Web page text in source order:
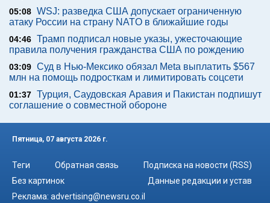
05:08 WSJ: разведка США допускает ограниченную
атаку России на страну NATO в ближайшие годы
04:46 Трамп подписал новые указы, ужесточающие
правила получения гражданства США по рождению
03:09 Суд в Нью-Мексико обязал Meta выплатить $567
млн на помощь подросткам и лимитировать соцсети
01:37 Турция, Саудовская Аравия и Пакистан подпишут
соглашение о совместной обороне
Пятница, 07 августа 2026 г.
Теги Обратная связь
Подписка на новости (RSS)
Без картинок
Данные редакции и устав
Реклама: advertising@newsru.co.il